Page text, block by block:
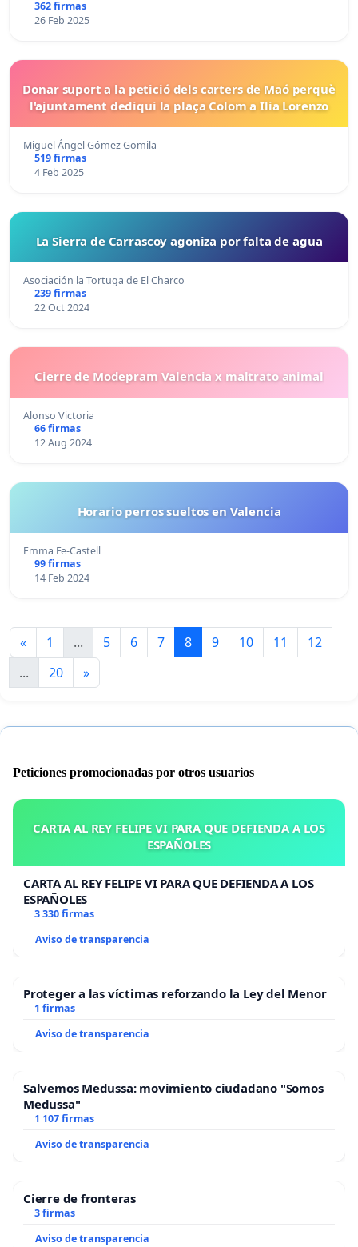
362 firmas
26 Feb 2025
Donar suport a la petició dels carters de Maó perquè
l'ajuntament dediqui la plaça Colom a Ilia Lorenzo
Miguel Ángel Gómez Gomila
519 firmas
4 Feb 2025
La Sierra de Carrascoy agoniza por falta de agua
Asociación la Tortuga de El Charco
239 firmas
22 Oct 2024
Cierre de Modepram Valencia x maltrato animal
Alonso Victoria
66 firmas
12 Aug 2024
Horario perros sueltos en Valencia
Emma Fe-Castell
99 firmas
14 Feb 2024
« 1 ... 5 6 7 8 9 10 11
12
...
20 »
Peticiones promocionadas por otros usuarios
CARTA AL REY FELIPE VI PARA QUE DEFIENDA A LOS
ESPAÑOLES
CARTA AL REY FELIPE VI PARA QUE DEFIENDA A LOS
ESPAÑOLES
3 330 firmas
Aviso de transparencia
Proteger a las víctimas reforzando la Ley del Menor
1 firmas
Aviso de transparencia
Salvemos Medussa: movimiento ciudadano "Somos
Medussa"
1 107 firmas
Aviso de transparencia
Cierre de fronteras
3 firmas
Aviso de transparencia